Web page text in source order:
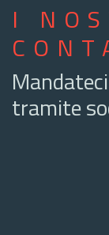
I
tramite